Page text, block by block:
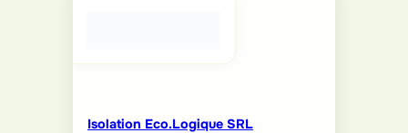
Isolation Eco.Logique SRL